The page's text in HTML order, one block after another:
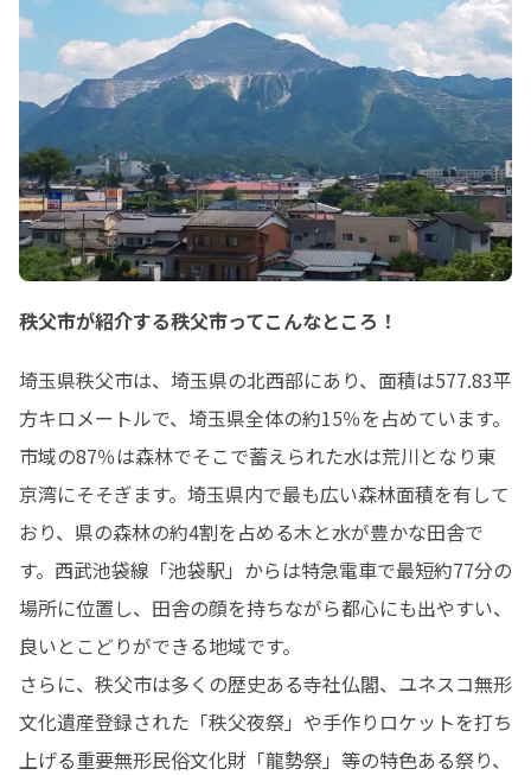
秩父市が紹介する秩父市ってこんなところ！
埼玉県秩父市は、埼玉県の北西部にあり、面積は577.83平
方キロメートルで、埼玉県全体の約15％を占めています。
市域の87％は森林でそこで蓄えられた水は荒川となり東
京湾にそそぎます。埼玉県内で最も広い森林面積を有して
おり、県の森林の約4割を占める木と水が豊かな田舎で
す。西武池袋線「池袋駅」からは特急電車で最短約77分の
場所に位置し、田舎の顔を持ちながら都心にも出やすい、
良いとこどりができる地域です。
さらに、秩父市は多くの歴史ある寺社仏閣、ユネスコ無形
文化遺産登録された「秩父夜祭」や手作りロケットを打ち
上げる重要無形民俗文化財「龍勢祭」等の特色ある祭り、